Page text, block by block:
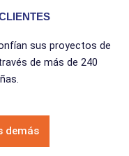
sus proyectos de
de más de 240
demás